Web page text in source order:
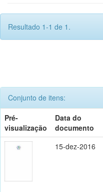
Resultado 1-1 de 1.
Conjunto de itens:
Pré-
visualização
Data do
documento
15-dez-2016